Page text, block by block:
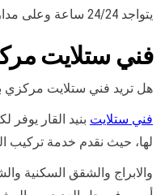
يتواجد 24/24 ساعة وعلى مدار الاسبوع لتكونوا راضين تماما عنا.
فني ستلايت
هل تريد فني ستلايت مركزي
فني ستلايت بنيد القار يوفر
لها، حيث نقدم خدمة تركيب
والابراج والشقق السكنية